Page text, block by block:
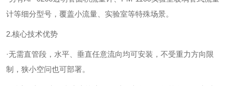
计等细分型号，覆盖小流量、实验室等特殊场景。
2.核心技术优势
·无需直管段，水平、垂直任意流向均可安装，不受重力方向限
制，狭小空问也可部署。